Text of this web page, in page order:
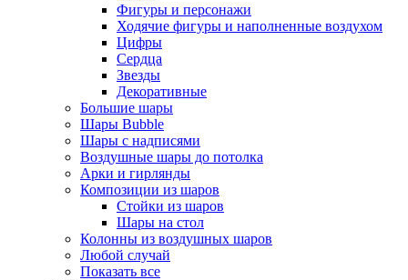
Фигуры и персонажи
Ходячие фигуры и наполненные воздухом
Цифры
Сердца
Звезды
Декоративные
Большие шары
Шары Bubble
Шары с надписями
Воздушные шары до потолка
Арки и гирлянды
Композиции из шаров
Стойки из шаров
Шары на стол
Колонны из воздушных шаров
Любой случай
Показать все